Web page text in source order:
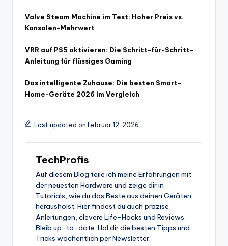
Valve Steam Machine im Test: Hoher Preis vs.
Konsolen-Mehrwert
VRR auf PS5 aktivieren: Die Schritt-für-Schritt-
Anleitung für flüssiges Gaming
Das intelligente Zuhause: Die besten Smart-
Home-Geräte 2026 im Vergleich
Last updated on Februar 12, 2026
TechProfis
Auf diesem Blog teile ich meine Erfahrungen mit
der neuesten Hardware und zeige dir in
Tutorials, wie du das Beste aus deinen Geräten
herausholst. Hier findest du auch präzise
Anleitungen, clevere Life-Hacks und Reviews.
Bleib up-to-date: Hol dir die besten Tipps und
Tricks wöchentlich per Newsletter.